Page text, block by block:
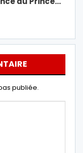
publiée.